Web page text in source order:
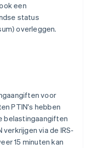
een
status
overleggen.
voor
PTIN's hebben
belastingaangiften
via de IRS-
15 minuten kan